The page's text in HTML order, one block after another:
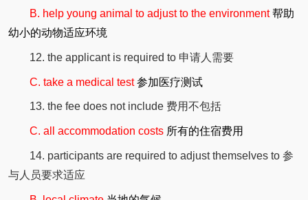
B. help young animal to adjust to the environment帮助
幼小的动物适应环境
12. the applicant is required to 申请人需要
C. take a medical test参加医疗测试
13. the fee does not include 费用不包括
C. all accommodation costs 所有的住宿费用
14. participants are required to adjust themselves to 参
与人员要求适应